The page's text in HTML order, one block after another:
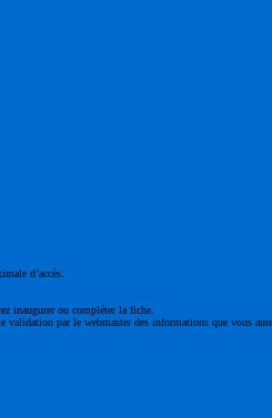
d’accès.
inaugurer ou compléter la fiche.
par le webmaster des informations que vous